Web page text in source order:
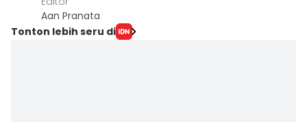
Aan Pranata
Tonton lebih seru di